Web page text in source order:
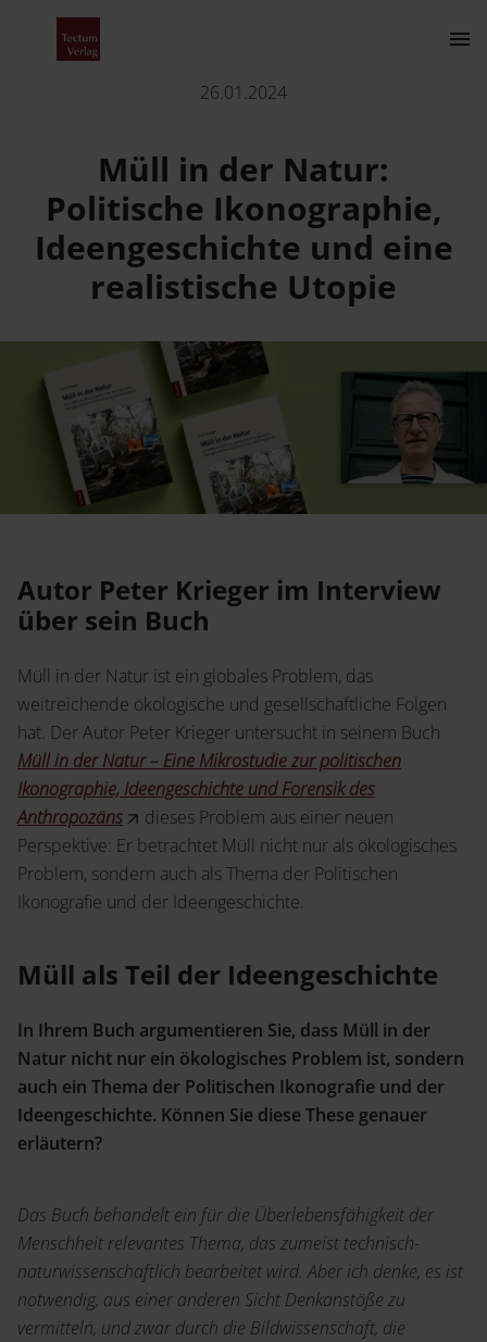
Der Verlag
Über uns
Termine
Karriere
Programm
Fachbereiche
Prospekte und Kataloge
Open Access
Wissenschaftlich publizieren
Young Academics
Service
Handelsinfo
Presse
Kontakt
Inlibra
Kontakt
Müll in der Natur: Politische Ikonographie,
26.01.2024
Müll in der Natur:
Politische Ikonographie,
Ideengeschichte und eine
realistische Utopie
Autor Peter Krieger im Interview
über sein Buch
Müll in der Natur ist ein globales Problem, das
weitreichende ökologische und gesellschaftliche Folgen
hat. Der Autor Peter Krieger untersucht in seinem Buch
Müll in der Natur – Eine Mikrostudie zur politischen
Ikonographie, Ideengeschichte und Forensik des
Anthropozäns
dieses Problem aus einer neuen
Perspektive: Er betrachtet Müll nicht nur als ökologisches
Problem, sondern auch als Thema der Politischen
Ikonografie und der Ideengeschichte.
Müll als Teil der Ideengeschichte
In Ihrem Buch argumentieren Sie, dass Müll in der
Natur nicht nur ein ökologisches Problem ist, sondern
auch ein Thema der Politischen Ikonografie und der
Ideengeschichte. Können Sie diese These genauer
erläutern?
Das Buch behandelt ein für die Überlebensfähigkeit der
Menschheit relevantes Thema, das zumeist technisch-
naturwissenschaftlich bearbeitet wird. Aber ich denke, es ist
notwendig, aus einer anderen Sicht Denkanstöße zu
vermitteln, und zwar durch die Bildwissenschaft, die